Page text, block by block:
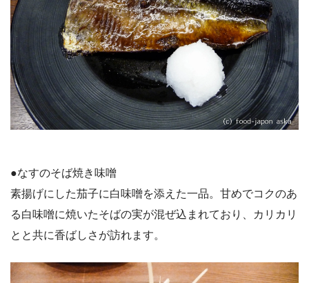
●なすのそば焼き味噌
素揚げにした茄子に白味噌を添えた一品。甘めでコクのあ
る白味噌に焼いたそばの実が混ぜ込まれており、カリカリ
とと共に香ばしさが訪れます。